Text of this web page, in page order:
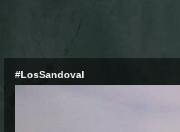
#LosSandoval